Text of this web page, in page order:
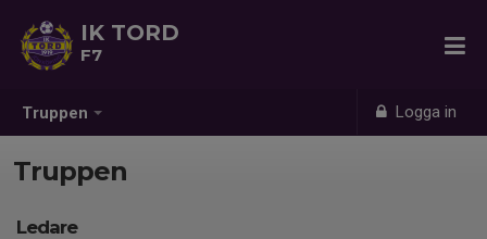
Truppen Logga in
IK TORD
F7
Truppen
Ledare